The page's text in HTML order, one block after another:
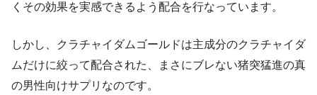
くその効果を実感できるよう配合を行なっています。
しかし、クラチャイダムゴールドは主成分のクラチャイダ
ムだけに絞って配合された、まさにブレない猪突猛進の真
の男性向けサプリなのです。